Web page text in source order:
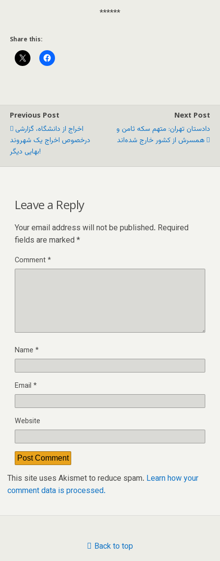
******
Share this:
Previous Post
اخراج از دانشگاه، گزارشی
درخصوص اخراج یک شهروند
بهایی دیگر!
Next Post
دادستان تهران: متهم سکه ثامن و
همسرش از کشور خارج شده‌اند
Leave a Reply
Your email address will not be published. Required
fields are marked *
Comment*
Name *
Email *
Website
This site uses Akismet to reduce spam. Learn how your
comment data is processed.
Back to top